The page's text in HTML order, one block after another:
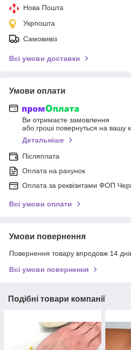
Нова Пошта
Укрпошта
Самовивіз
Всі умови доставки
Умови оплати
Ви отримаєте замовлення
або гроші повернуться на вашу
Детальніше
Післяплата
Оплата на рахунок
Оплата за реквізитами ФОП
Всі умови оплати
Умови повернення
Повернення товару впродовж 14
Всі умови повернення
Подібні товари компанії